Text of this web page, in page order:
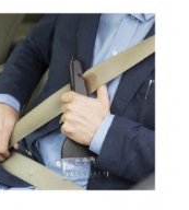
unverbindlich
anfragen